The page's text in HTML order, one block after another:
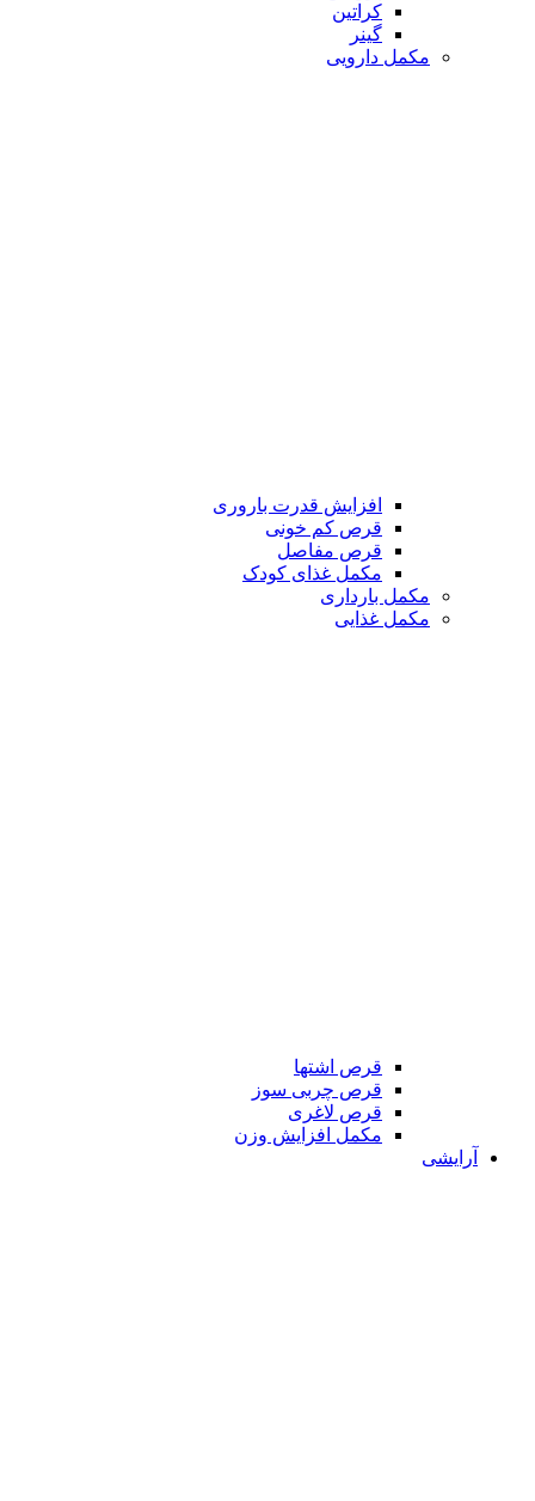
کراتین
گینر
مکمل دارویی
افزایش قدرت باروری
قرص کم خونی
قرص مفاصل
مکمل غذای کودک
مکمل بارداری
مکمل غذایی
قرص اشتها
قرص چربی سوز
قرص لاغری
مکمل افزایش وزن
آرایشی